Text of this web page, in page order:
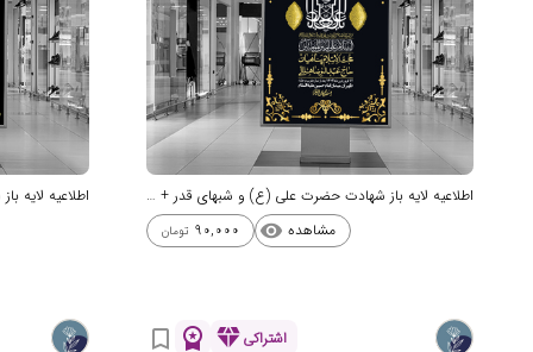
اطلاعیه لایه باز شهادت حضرت علی (ع) و شبهای قدر + استوری شبکه های اجتم
مشاهده visibility
90,000 تومان
اشتراکیdiamond
workspace_premium
bookmark_border